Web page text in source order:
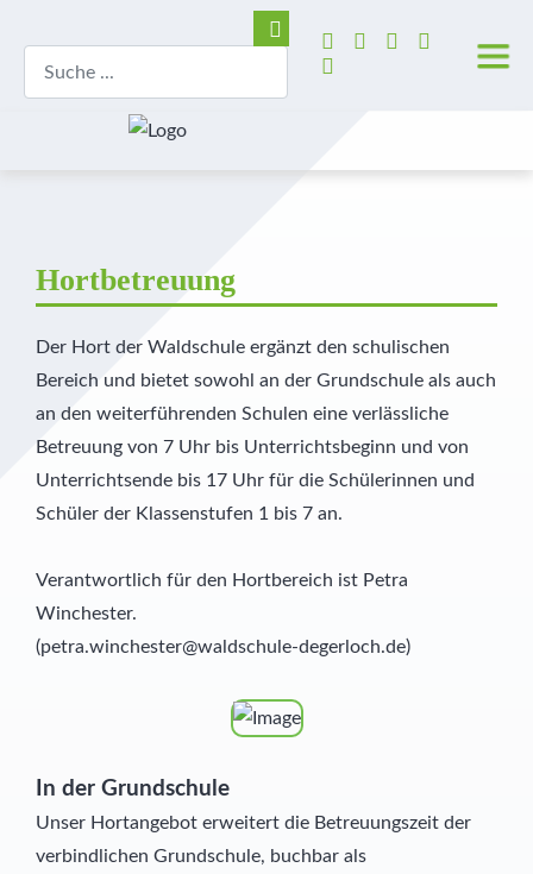
Hortbetreuung
Der Hort der Waldschule ergänzt den schulischen
Bereich und bietet sowohl an der Grundschule als auch
an den weiterführenden Schulen eine verlässliche
Betreuung von 7 Uhr bis Unterrichtsbeginn und von
Unterrichtsende bis 17 Uhr für die Schülerinnen und
Schüler der Klassenstufen 1 bis 7 an.
Verantwortlich für den Hortbereich ist Petra
Winchester.
(petra.winchester@waldschule-degerloch.de)
In der Grundschule
Unser Hortangebot erweitert die Betreuungszeit der
verbindlichen Grundschule, buchbar als